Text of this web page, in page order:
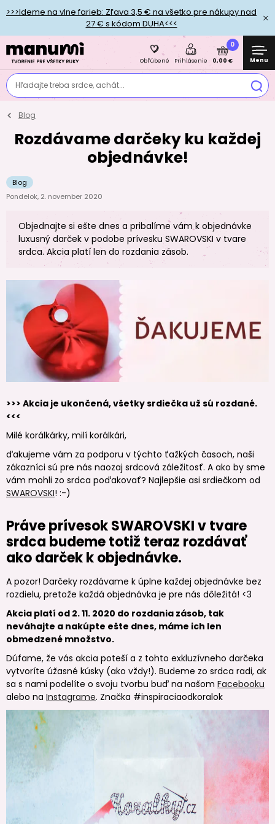
>>>Ideme na vlne farieb: Zľava 3,5 € na všetko pre nákupy nad
27 € s kódom DUHA<<<
Hľadajte treba srdce, achát...
Obľúbené Prihlásenie
0
0,00 € Menu
Blog
Rozdávame darčeky ku každej
objednávke!
Blog
Pondelok, 2. november 2020
Objednajte si ešte dnes a pribalíme vám k objednávke
luxusný darček v podobe prívesku SWAROVSKI v tvare
srdca. Akcia platí len do rozdania zásob.
>>> Akcia je ukončená, všetky srdiečka už sú rozdané.
<<<
Milé korálkárky, milí korálkári,
ďakujeme vám za podporu v týchto ťažkých časoch, naši
zákazníci sú pre nás naozaj srdcová záležitosť. A ako by sme
vám mohli zo srdca poďakovať? Najlepšie asi srdiečkom od
SWAROVSKI! :-)
Práve prívesok SWAROVSKI v tvare
srdca budeme totiž teraz rozdávať
ako darček k objednávke.
A pozor! Darčeky rozdávame k úplne každej objednávke bez
rozdielu, pretože každá objednávka je pre nás dôležitá! <3
Akcia platí od 2. 11. 2020 do rozdania zásob, tak
neváhajte a nakúpte ešte dnes, máme ich len
obmedzené množstvo.
Dúfame, že vás akcia poteší a z tohto exkluzívneho darčeka
vytvoríte úžasné kúsky (ako vždy!). Budeme zo srdca radi, ak
sa s nami podelíte o svoju tvorbu buď na našom Facebooku
alebo na Instagrame. Značka #inspiraciaodkoralok